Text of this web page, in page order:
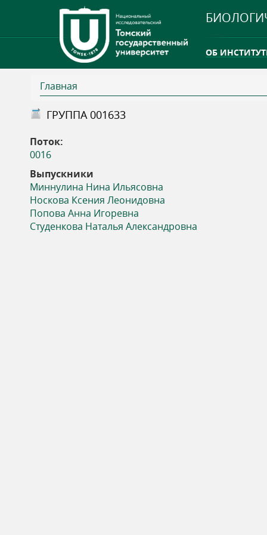
ОБ
В
ы
з
д
е
Главная
ГРУППА 001633
Поток:
0016
Выпускники
Миннулина Нина Ильясовна
Носкова Ксения Леонидовна
Попова Анна Игоревна
Студенкова Наталья Александровна